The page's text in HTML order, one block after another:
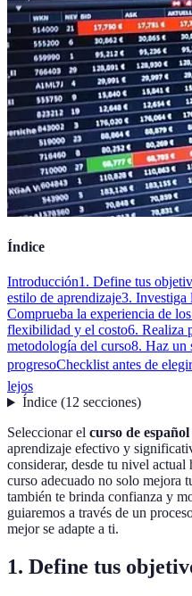
Índice
Introducción1. Define tus
estilo de aprendizaje3. Investiga
Comprueba la experiencia de
flexibilidad y el costo6. Realiza
metodología del curso8. Haz un
progresoChecklist antes de
lejos
Índice(12 secciones)
Seleccionar el curso de
aprendizaje efectivo y
considerar, desde tu nivel
curso adecuado no solo mejora
también te brinda confianza y
guiaremos a través de un
mejor se adapte a ti.
1. Define tus